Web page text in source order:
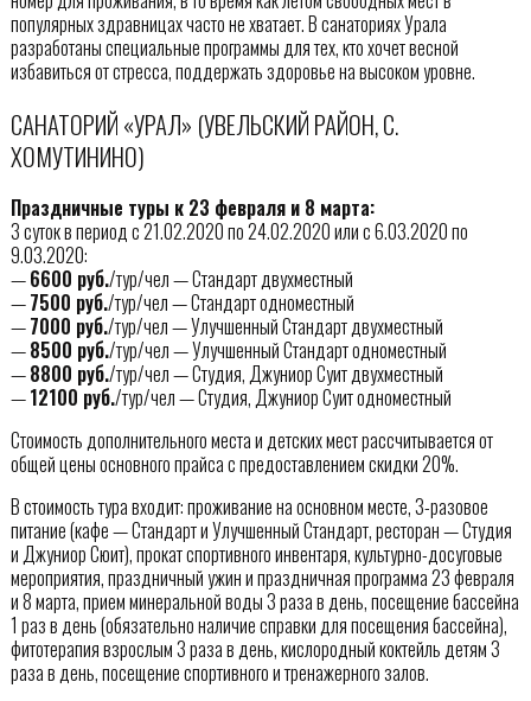
популярных здравницах часто не хватает. В санаториях Урала
разработаны специальные программы для тех, кто хочет весной
избавиться от стресса, поддержать здоровье на высоком уровне.
САНАТОРИЙ «УРАЛ» (УВЕЛЬСКИЙ РАЙОН, С.
ХОМУТИНИНО)
Праздничные туры к 23 февраля и 8 марта:
3 суток в период с 21.02.2020 по 24.02.2020 или с 6.03.2020 по
9.03.2020:
—6600 руб./тур/чел — Стандарт двухместный
—7500 руб./тур/чел — Стандарт одноместный
—7000 руб./тур/чел — Улучшенный Стандарт двухместный
—8500 руб./тур/чел — Улучшенный Стандарт одноместный
—8800 руб./тур/чел — Студия, Джуниор Суит двухместный
—12100 руб./тур/чел — Студия, Джуниор Суит одноместный
Стоимость дополнительного места и детских мест рассчитывается от
общей цены основного прайса с предоставлением скидки 20%.
В стоимость тура входит: проживание на основном месте, 3-разовое
питание (кафе — Стандарт и Улучшенный Стандарт, ресторан — Студия
и Джуниор Сюит), прокат спортивного инвентаря, культурно-досуговые
мероприятия, праздничный ужин и праздничная программа 23 февраля
и 8 марта, прием минеральной воды 3 раза в день, посещение бассейна
1 раз в день (обязательно наличие справки для посещения бассейна),
фитотерапия взрослым 3 раза в день, кислородный коктейль детям 3
раза в день, посещение спортивного и тренажерного залов.